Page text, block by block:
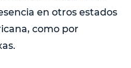
en otros estados
como por